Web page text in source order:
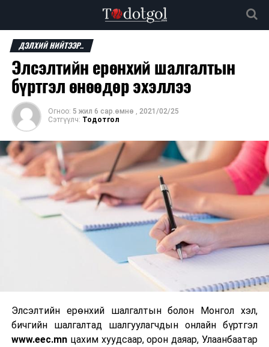
ДЭЛХИЙ НИЙТЭЭР..
Элсэлтийн ерөнхий шалгалтын
бүртгэл өнөөдөр эхэллээ
Огноо: 5 жил 6 сар.өмнө , 2021/02/25
Сэтгүүлч: Тодотгол
Элсэлтийн ерөнхий шалгалтын болон Монгол хэл,
бичгийн шалгалтад шалгуулагчдын онлайн бүртгэл
www.eec.mnцахим хуудсаар, орон даяар, Улаанбаатар